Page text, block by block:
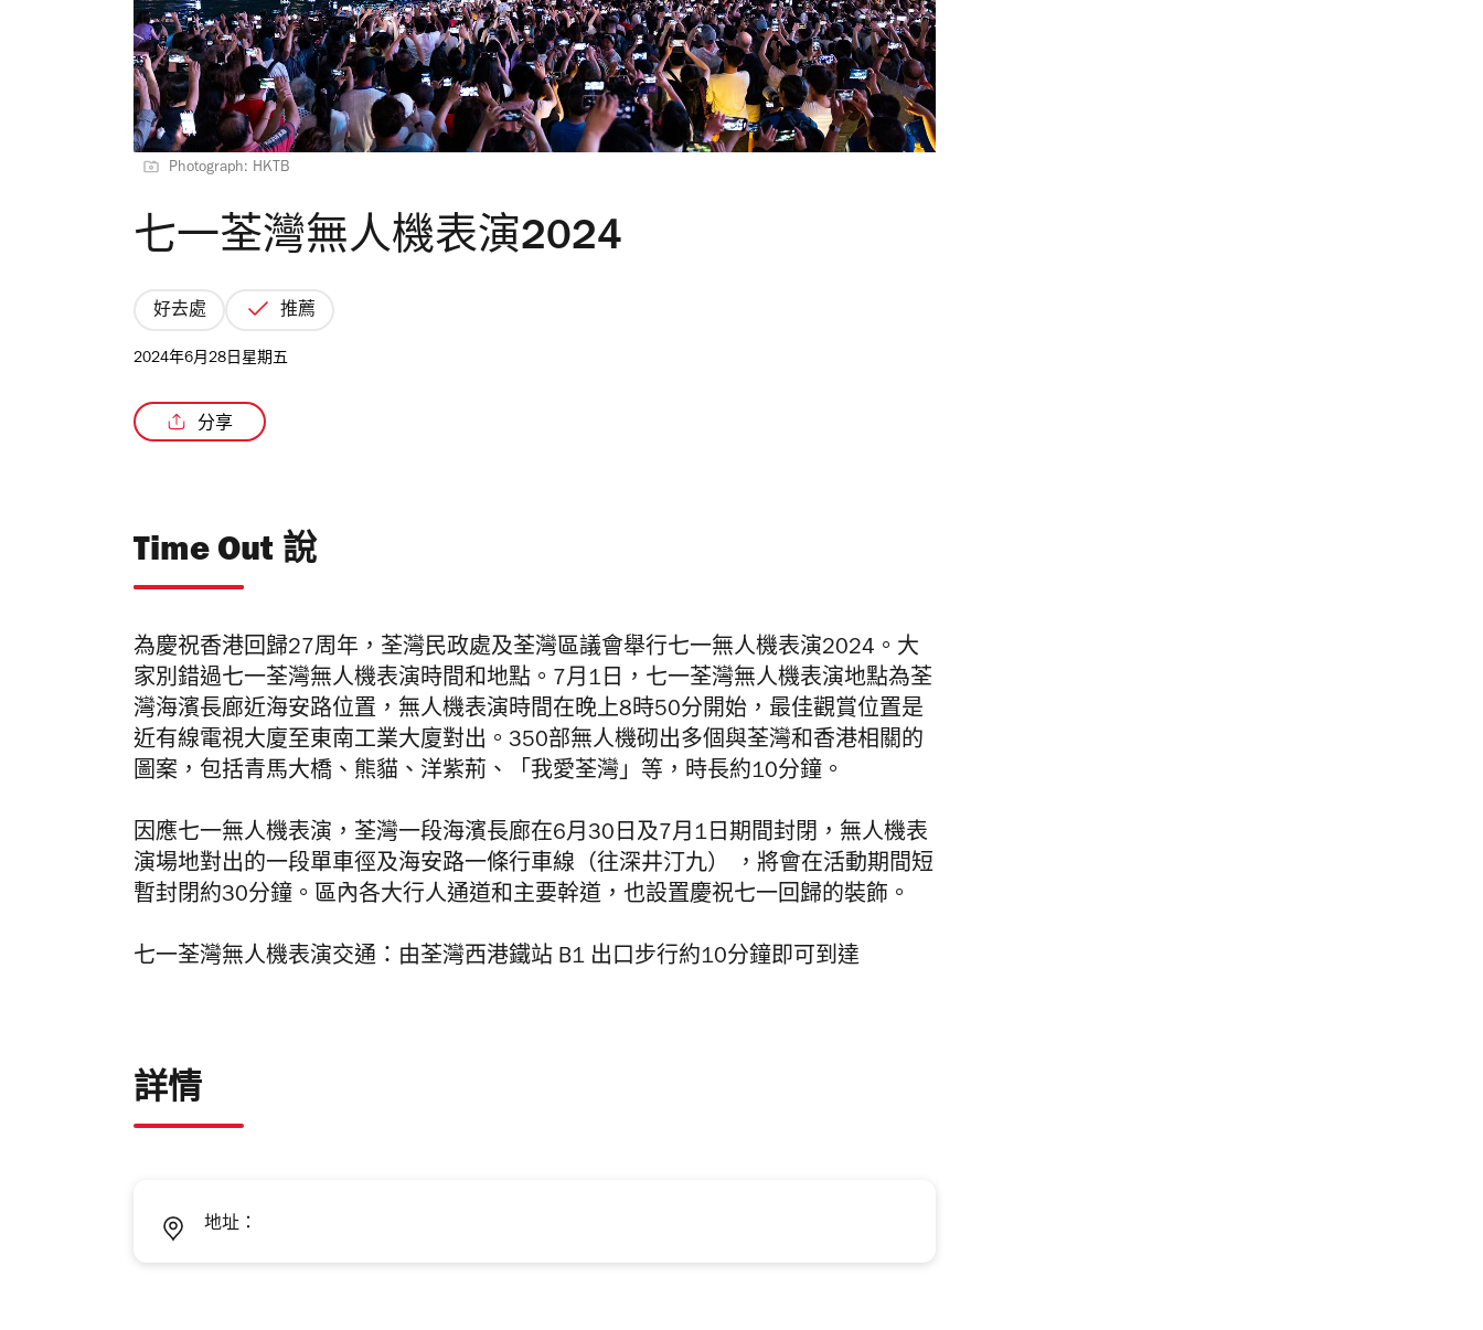
Photograph: HKTB
七一荃灣無人機表演2024
好去處 推薦
2024年6月28日星期五
分享
Time Out 說
為慶祝香港回歸27周年，荃灣民政處及荃灣區議會舉行七一無人機表演2024。大
家別錯過七一荃灣無人機表演時間和地點。7月1日，七一荃灣無人機表演地點為荃
灣海濱長廊近海安路位置，無人機表演時間在晚上8時50分開始，最佳觀賞位置是
近有線電視大廈至東南工業大廈對出。350部無人機砌出多個與荃灣和香港相關的
圖案，包括青馬大橋、熊貓、洋紫荊、「我愛荃灣」等，時長約10分鐘。
因應七一無人機表演，荃灣一段海濱長廊在6月30日及7月1日期間封閉，無人機表
演場地對出的一段單車徑及海安路一條行車線（往深井汀九） ，將會在活動期間短
暫封閉約30分鐘。區內各大行人通道和主要幹道，也設置慶祝七一回歸的裝飾。
七一荃灣無人機表演交通：由荃灣西港鐵站 B1 出口步行約10分鐘即可到達
詳情
地址：